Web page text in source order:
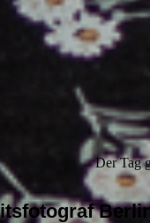
Der Tag